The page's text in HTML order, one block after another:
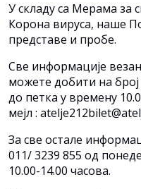
У складу са Мерама за
Корона вируса, наше
представе и пробе.
Све информације
можете добити на
до петка у времену
мејл :
За све остале
011/ 3239 855 од
10.00-14.00 часова.